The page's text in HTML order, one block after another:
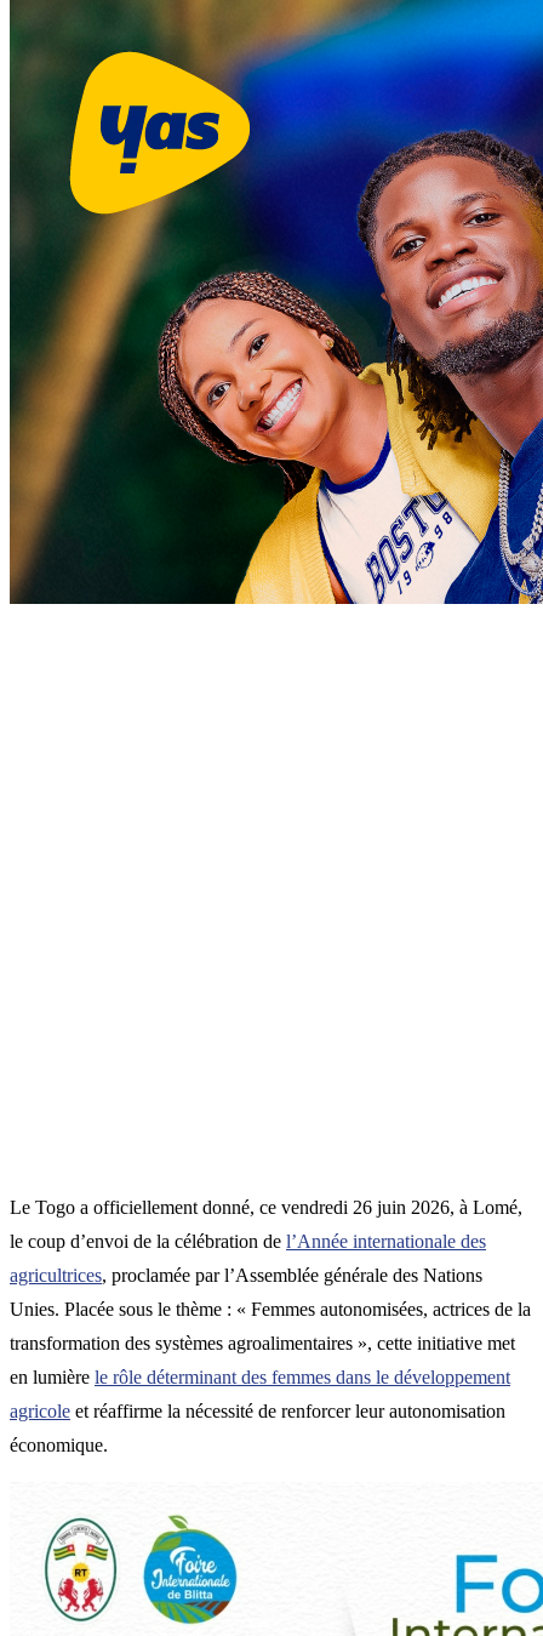
Le Togo a officiellement donné, ce vendredi 26 juin 2026, à Lomé,
le coup d’envoi de la célébration de l’Année internationale des
agricultrices, proclamée par l’Assemblée générale des Nations
Unies. Placée sous le thème : « Femmes autonomisées, actrices de la
transformation des systèmes agroalimentaires », cette initiative met
en lumière le rôle déterminant des femmes dans le développement
agricole et réaffirme la nécessité de renforcer leur autonomisation
économique.